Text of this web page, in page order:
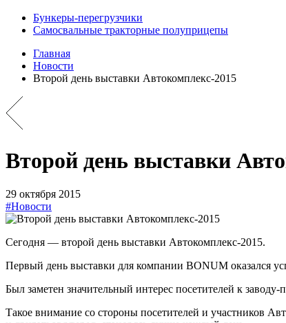
Бункеры-перегрузчики
Самосвальные тракторные полуприцепы
Главная
Новости
Второй день выставки Автокомплекс-2015
Второй день выставки
29 октября 2015
#Новости
Сегодня — второй день выставки Автокомплекс-2015.
Первый день выставки для компании BONUM оказался
Был заметен значительный интерес посетителей к
Такое внимание со стороны посетителей и участников